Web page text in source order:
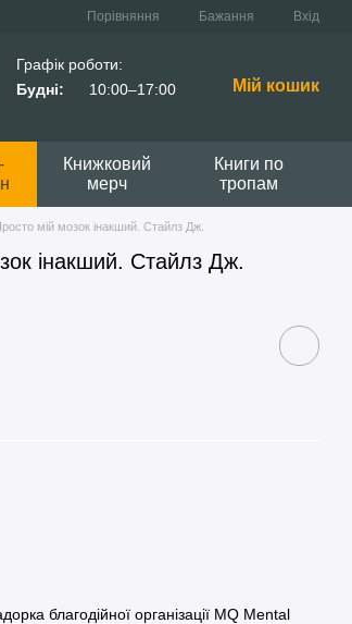
Порівняння Бажання Вхід
Графік роботи:
Будні:
10:00–17:00 Мій кошик
Книжковий
мерч
Книги по
тропам
мій мозок інакший. Стайлз Дж.
інакший. Стайлз Дж.
благодійної організації MQ Mental